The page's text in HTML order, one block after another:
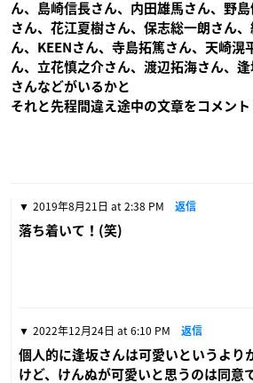
ん、島崎信長さん、内田雄馬さん、野
さん、花江夏樹さん、保志総一朗さん
ん、KEENさん、寺島拓篤さん、天崎滉
ん、立花慎之介さん、渡辺拓海さん、
さんなどがいるかと
それと先程間違え途中の文章をコメン
2019年8月21日 at 2:38 PM 返信
落ち着いて！(笑)
2022年12月24日 at 6:10 PM 返信
個人的に逢坂さんは可愛いというより
けど、けんぬが可愛いと思うのは同